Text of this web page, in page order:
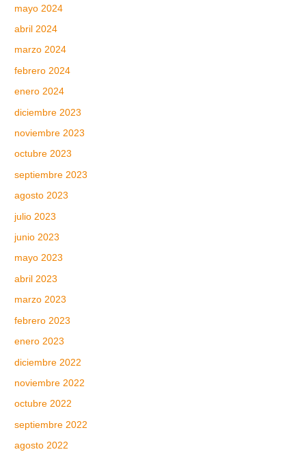
mayo 2024
abril 2024
marzo 2024
febrero 2024
enero 2024
diciembre 2023
noviembre 2023
octubre 2023
septiembre 2023
agosto 2023
julio 2023
junio 2023
mayo 2023
abril 2023
marzo 2023
febrero 2023
enero 2023
diciembre 2022
noviembre 2022
octubre 2022
septiembre 2022
agosto 2022